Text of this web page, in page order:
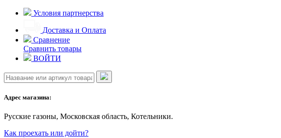
Skip
content
Условия партнерства
Доставка и Оплата
Сравнение
Сравнить товары
ВОЙТИ
Адрес магазина:
Русские газоны, Московская область, Котельники.
Как проехать или дойти?